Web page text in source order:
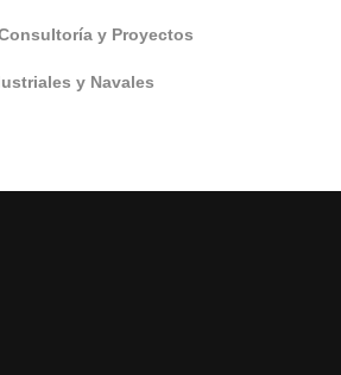
y Proyectos
y Navales